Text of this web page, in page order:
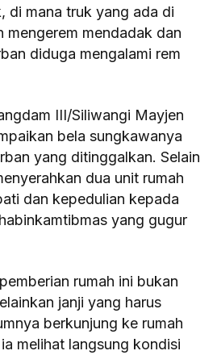
di mana truk yang ada di
mengerem mendadak dan
diduga mengalami rem
III/Siliwangi Mayjen
bela sungkawanya
yang ditinggalkan. Selain
dua unit rumah
dan kepedulian kepada
yang gugur
rumah ini bukan
janji yang harus
berkunjung ke rumah
melihat langsung kondisi